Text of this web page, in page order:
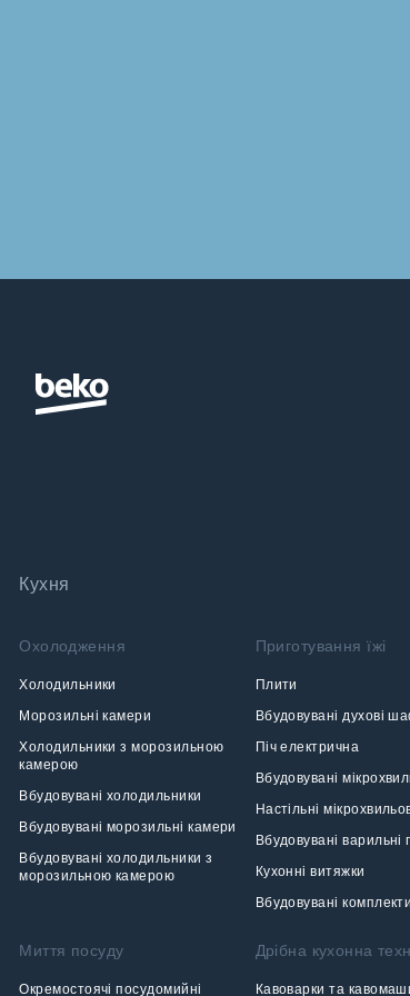
Кухня
Охолодження
Холодильники
Морозильні камери
Холодильники з морозильною
камерою
Вбудовувані холодильники
Вбудовувані морозильні камери
Вбудовувані холодильники з
морозильною камерою
Приготування їжі
Плити
Вбудовувані духові
Піч електрична
Вбудовувані
Настільні
Вбудовувані варильні
Кухонні витяжки
Вбудовувані комплекти
Миття посуду
Окремостоячі посудомийні
Дрібна кухонна
Кавоварки та